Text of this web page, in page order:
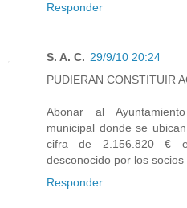
Responder
S. A. C. 29/9/10 20:24
PUDIERAN CONSTITUIR
Abonar al
municipal donde se
cifra de 2.156.820 €
desconocido por los
Responder